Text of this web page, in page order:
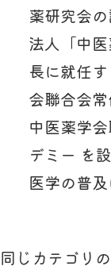
薬研究会
法人「中
長に就任
会聯合会
中医薬学
デミー を
医学の普及
同じカテゴリ